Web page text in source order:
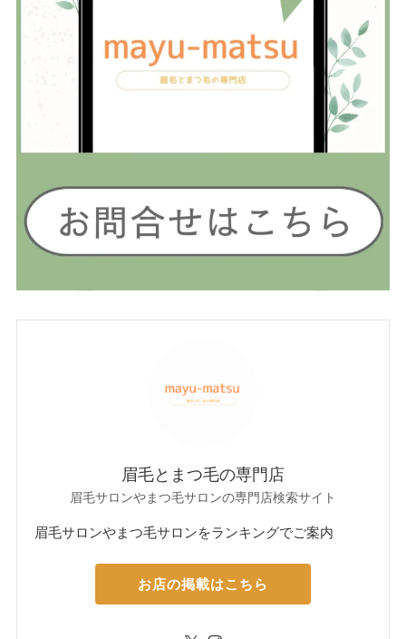
眉毛とまつ毛の専門店
眉毛サロンやまつ毛サロンの専門店検索サイト
眉毛サロンやまつ毛サロンをランキングでご案内
お店の掲載はこちら